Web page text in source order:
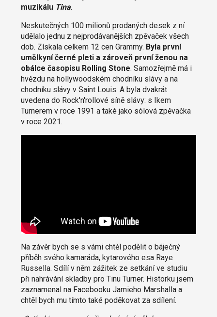
muzikálu Tina.
Neskutečných 100 milionů prodaných desek z ní
udělalo jednu z nejprodávanějších zpěvaček všech
dob. Získala celkem 12 cen Grammy. Byla první
umělkyní černé pleti a zároveň první ženou na
obálce časopisu Rolling Stone. Samozřejmě má i
hvězdu na hollywoodském chodníku slávy a na
chodníku slávy v Saint Louis. A byla dvakrát
uvedena do Rock'n'rollové síně slávy: s Ikem
Turnerem v roce 1991 a také jako sólová zpěvačka
v roce 2021.
Na závěr bych se s vámi chtěl podělit o báječný
příběh svého kamaráda, kytarového esa Raye
Russella. Sdílí v něm zážitek ze setkání ve studiu
při nahrávání skladby pro Tinu Turner. Historku jsem
zaznamenal na Facebooku Jamieho Marshalla a
chtěl bych mu tímto také poděkovat za sdílení.